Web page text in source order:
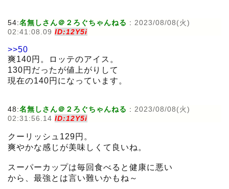
54:名無しさん＠２ろぐちゃんねる : 2023/08/08(火)
02:41:08.09 ID:12Y5i
>>50
爽140円。ロッテのアイス。
130円だったが値上がりして
現在の140円になっています。
48:名無しさん＠２ろぐちゃんねる : 2023/08/08(火)
02:31:56.14 ID:12Y5i
クーリッシュ129円。
爽やかな感じが美味しくて良いね。
スーパーカップは毎回食べると健康に悪い
から、最強とは言い難いかもね～